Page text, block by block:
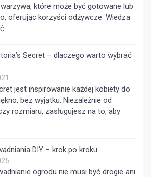
które może być gotowane lub
oferując korzyści odżywcze. Wiedza
…
Secret – dlaczego warto wybrać
jest inspirowanie każdej kobiety do
bez wyjątku. Niezależnie od
rozmiaru, zasługujesz na to, aby
DIY – krok po kroku
ogrodu nie musi być drogie ani